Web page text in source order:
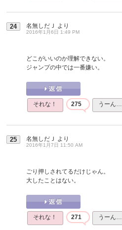
24 名無しだＪ より
2016年1月6日 1:49 PM
どこがいいのか理解できない。
ジャンプの中では一番嫌い。
それな！ 275 うーん…
25 名無しだＪ より
2016年1月7日 11:50 AM
ごり押しされてるだけじゃん。
大したことはない。
それな！ 271 うーん…